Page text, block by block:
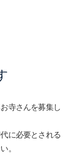
寺さんを募集し
に必要とされる
。